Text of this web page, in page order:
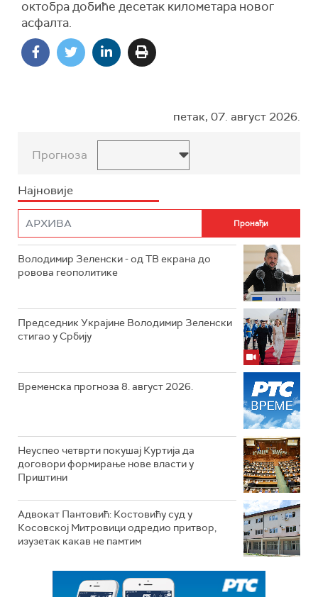
октобра добиће десетак километара новог
асфалта.
петак, 07. август 2026.
Прогноза
Најновије
Володимир Зеленски - од ТВ екрана до
ровова геополитике
Председник Украјине Володимир Зеленски
стигао у Србију
Временска прогноза 8. август 2026.
Неуспео четврти покушај Куртија да
договори формирање нове власти у
Приштини
Адвокат Пантовић: Костовићу суд у
Косовској Митровици одредио притвор,
изузетак какав не памтим